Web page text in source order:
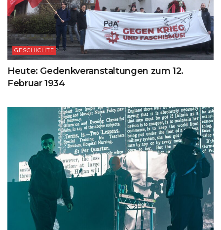
GESCHICHTE
Heute: Gedenkveranstaltungen zum 12.
Februar 1934